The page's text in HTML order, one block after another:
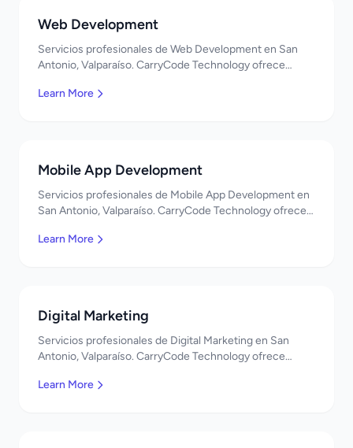
Web Development
Servicios profesionales de Web Development en San
Antonio, Valparaíso. CarryCode Technology ofrece
Learn More
Mobile App Development
Servicios profesionales de Mobile App Development en
San Antonio, Valparaíso. CarryCode Technology ofrece
Learn More
Digital Marketing
Servicios profesionales de Digital Marketing en San
Antonio, Valparaíso. CarryCode Technology ofrece
Learn More